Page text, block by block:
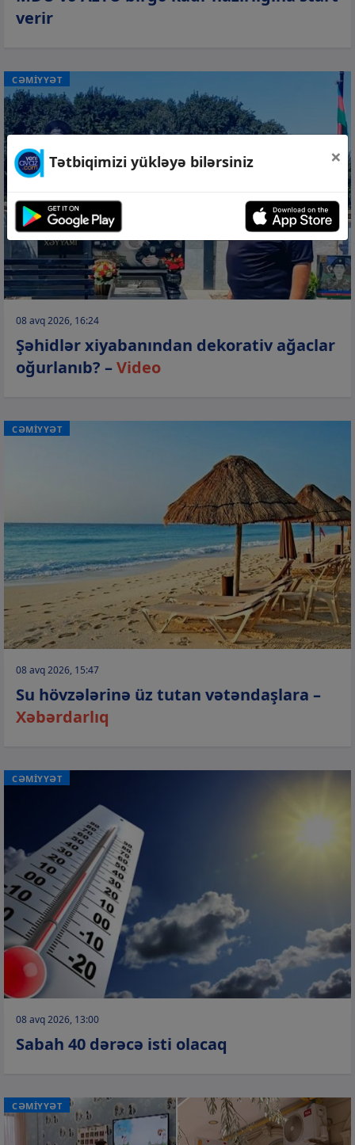
verir
CƏMİYYƏT
08 avq 2026, 16:24
Şəhidlər xiyabanından dekorativ ağaclar
oğurlanıb? –Video
CƏMİYYƏT
08 avq 2026, 15:47
Su hövzələrinə üz tutan vətəndaşlara –
Xəbərdarlıq
CƏMİYYƏT
08 avq 2026, 13:00
Sabah 40 dərəcə isti olacaq
CƏMİYYƏT
Tətbiqimizi yükləyə bilərsiniz ×